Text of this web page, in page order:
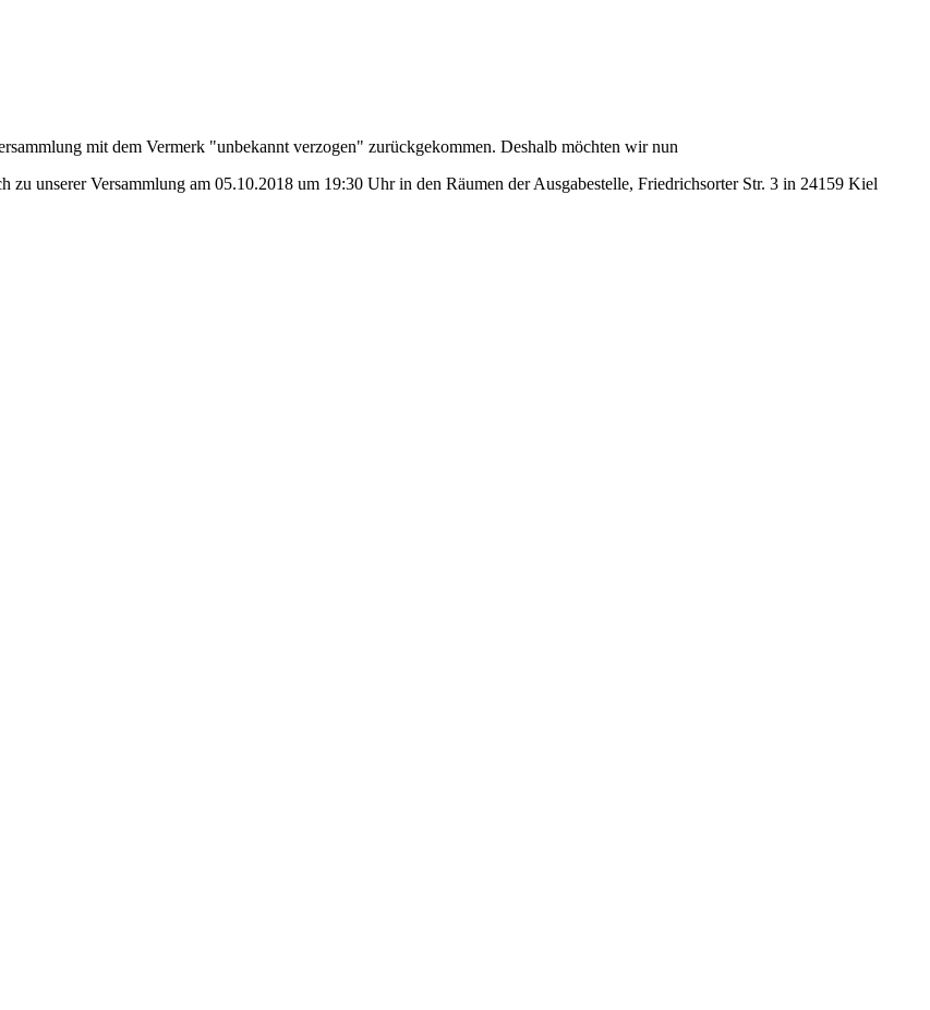
mit dem Vermerk "unbekannt verzogen" zurückgekommen. Deshalb möchten wir nun
unserer Versammlung am 05.10.2018 um 19:30 Uhr in den Räumen der Ausgabestelle, Friedrichsorter Str. 3 in 24159 Kiel